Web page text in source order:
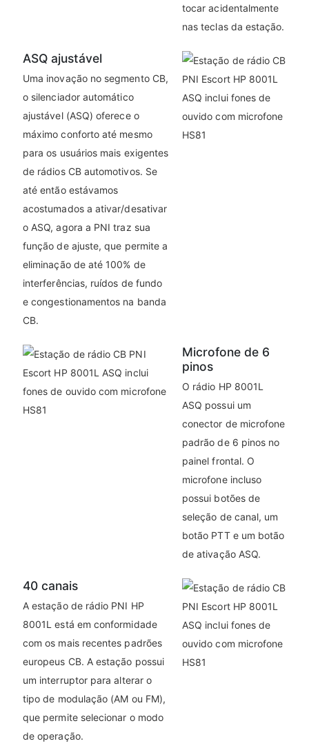
tocar acidentalmente
nas teclas da estação.
ASQ ajustável
Uma inovação no segmento CB,
o silenciador automático
ajustável (ASQ) oferece o
máximo conforto até mesmo
para os usuários mais exigentes
de rádios CB automotivos. Se
até então estávamos
acostumados a ativar/desativar
o ASQ, agora a PNI traz sua
função de ajuste, que permite a
eliminação de até 100% de
interferências, ruídos de fundo
e congestionamentos na banda
CB.
Microfone de 6
pinos
O rádio HP 8001L
ASQ possui um
conector de microfone
padrão de 6 pinos no
painel frontal. O
microfone incluso
possui botões de
seleção de canal, um
botão PTT e um botão
de ativação ASQ.
40 canais
A estação de rádio PNI HP
8001L está em conformidade
com os mais recentes padrões
europeus CB. A estação possui
um interruptor para alterar o
tipo de modulação (AM ou FM),
que permite selecionar o modo
de operação.